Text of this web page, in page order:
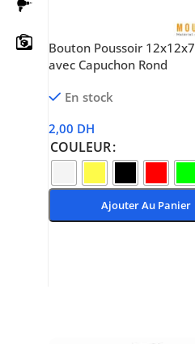
06 14 20 87 86
contact@moussasoft.com
moussasoft.diy
Bouton Poussoir
avec Capuchon Rond
En stock
2,00 DH
COULEUR
Ajouter Au Panier